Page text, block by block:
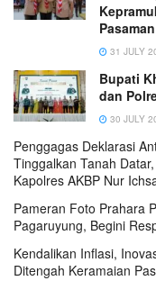
Pasaman
31 JULY
Bupati
dan
30 JULY
Penggagas Deklarasi
Tinggalkan Tanah
Kapolres AKBP Nur
Pameran Foto Prahara
Pagaruyung, Begini
Kendalikan Inflasi,
Ditengah Keramaian